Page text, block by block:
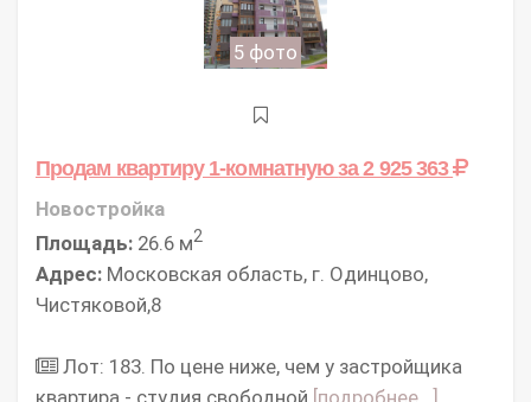
5 фото
Продам квартиру 1-комнатнуюза 2 925 363
Новостройка
Площадь: 26.6 м2
Адрес: Московская область, г. Одинцово,
Чистяковой,8
Лот: 183. По цене ниже, чем у застройщика